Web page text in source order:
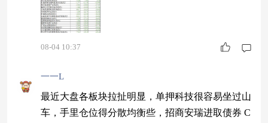
信美股大反攻 是否再度布局光赛道？#
08-04 10:37
一一L
最近大盘各板块拉扯明显，单押科技很容易坐过山
车，手里仓位得分散均衡些，招商安瑞进取债券 C